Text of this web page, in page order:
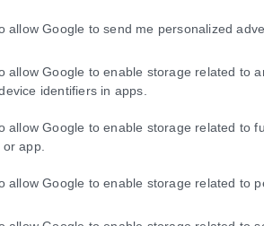
allow Google to send me personalized
allow Google to enable storage related to
identifiers in apps.
allow Google to enable storage related to
app.
allow Google to enable storage related to
Κωνσταντινούπολη
Κωνσταντινούπολη
την άφιξή του από Κωνσταντινούπολη